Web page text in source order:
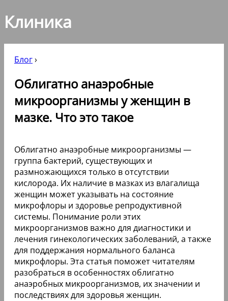
Клиника
Блог›
Облигатно анаэробные
микроорганизмы у женщин в
мазке. Что это такое
Облигатно анаэробные микроорганизмы —
группа бактерий, существующих и
размножающихся только в отсутствии
кислорода. Их наличие в мазках из влагалища
женщин может указывать на состояние
микрофлоры и здоровье репродуктивной
системы. Понимание роли этих
микроорганизмов важно для диагностики и
лечения гинекологических заболеваний, а также
для поддержания нормального баланса
микрофлоры. Эта статья поможет читателям
разобраться в особенностях облигатно
анаэробных микроорганизмов, их значении и
последствиях для здоровья женщин.